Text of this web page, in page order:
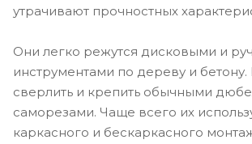
утрачивают прочностных
Они легко режутся дисковыми и
инструментами по дереву и
сверлить и крепить обычными
саморезами. Чаще всего их
каркасного и бескаркасного